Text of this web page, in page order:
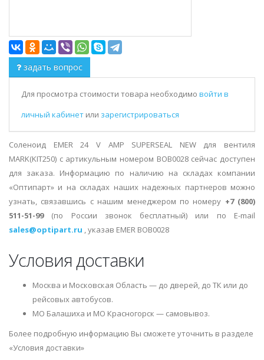
задать вопрос
Для просмотра стоимости товара необходимо войти в
личный кабинет или зарегистрироваться
Соленоид EMER 24 V AMP SUPERSEAL NEW для вентиля
MARK(KIT250) с артикульным номером BOB0028 сейчас доступен
для заказа. Информацию по наличию на складах компании
«Оптипарт» и на складах наших надежных партнеров можно
узнать, связавшись с нашим менеджером по номеру +7 (800)
511-51-99(по России звонок бесплатный) или по E-mail
sales@optipart.ru , указав EMER BOB0028
Условия доставки
Москва и Московская Область — до дверей, до ТК или до
рейсовых автобусов.
МО Балашиха и МО Красногорск — самовывоз.
Более подробную информацию Вы сможете уточнить в разделе
«Условия доставки»